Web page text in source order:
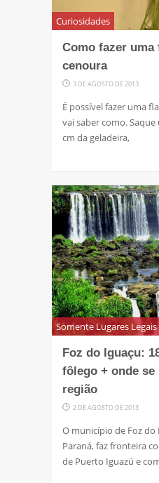
Curiosidades
Como fazer uma
cenoura
3 DE AGOSTO DE 2013
É possível fazer uma
vai saber como.
cm da geladeira,
Somente Lugares Legais
Foz do Iguaçu:
fôlego + onde se
região
2 DE AGOSTO DE 2013
O município de Foz do
Paraná, faz fronteira
de Puerto Iguazú e